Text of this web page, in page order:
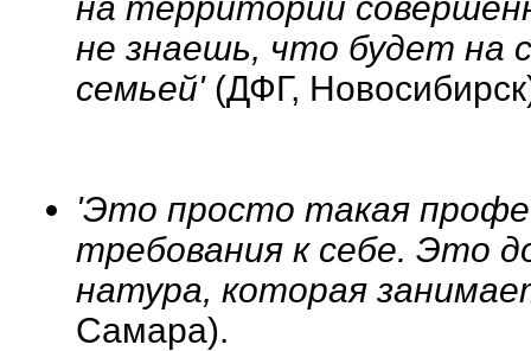
не знаешь, что будет на
семьей'(ДФГ,
'Это просто такая
требования к себе. Это
натура, которая
Самара).